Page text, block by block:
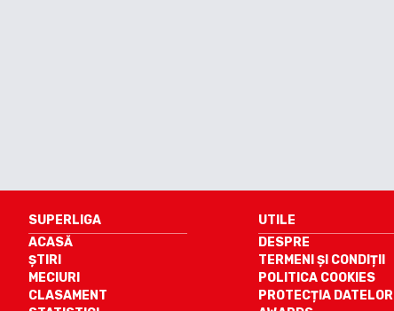
SUPERLIGA
ACASĂ
ȘTIRI
MECIURI
CLASAMENT
UTILE
DESPRE
TERMENI ȘI CONDIȚII
POLITICA COOKIES
PROTECȚIA DATELOR